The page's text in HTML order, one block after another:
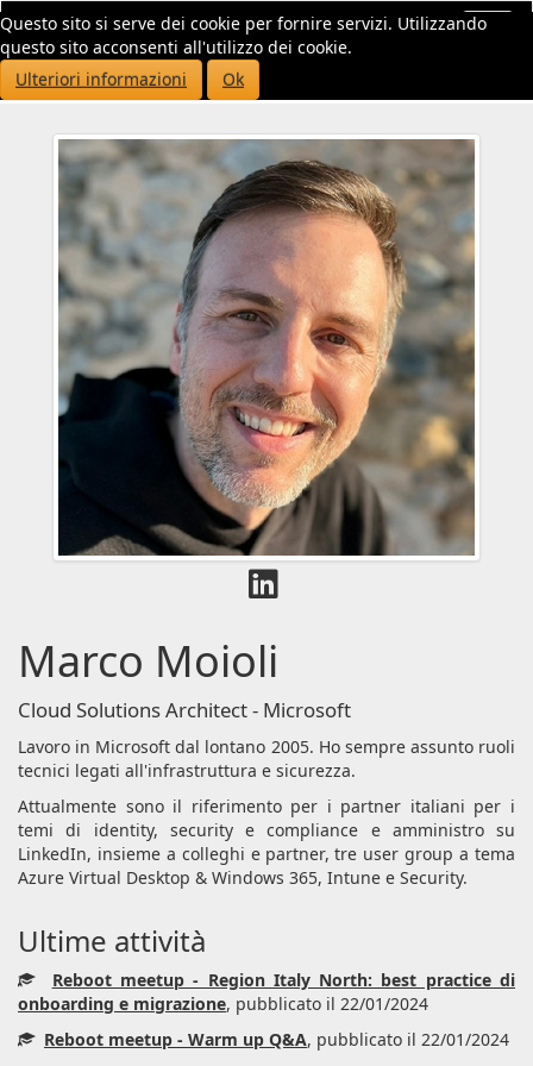
Questo sito si serve dei cookie per fornire servizi. Utilizzando
questo sito acconsenti all'utilizzo dei cookie.
Ulteriori informazioni
Ok
Marco Moioli
Cloud Solutions Architect - Microsoft
Lavoro in Microsoft dal lontano 2005. Ho sempre assunto ruoli
tecnici legati all'infrastruttura e sicurezza.
Attualmente sono il riferimento per i partner italiani per i
temi di identity, security e compliance e amministro su
LinkedIn, insieme a colleghi e partner, tre user group a tema
Azure Virtual Desktop & Windows 365, Intune e Security.
Ultime attività
Reboot meetup - Region Italy North: best practice di
onboarding e migrazione, pubblicato il 22/01/2024
Reboot meetup - Warm up Q&A, pubblicato il 22/01/2024